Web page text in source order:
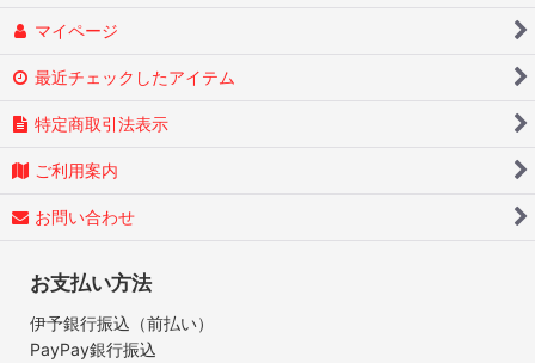
マイページ
最近チェックしたアイテム
特定商取引法表示
ご利用案内
お問い合わせ
お支払い方法
伊予銀行振込（前払い）
PayPay銀行振込